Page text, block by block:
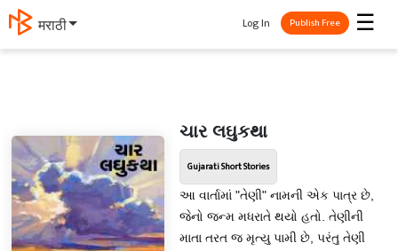
मराठी ☰
Log In Publish Free
ચાર લઘુકથા
Gujarati Short Stories
આ વાર્તામાં "તેણી" નામની એક પાત્ર છે,
જેનો જન્મ મધરાતે થયો હતો. તેણીની
માતા તરત જ મૃત્યુ પામી છે, પરંતુ તેણી